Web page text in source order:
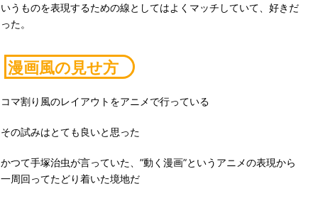
いうものを表現するための線としてはよくマッチしていて、好きだ
った。
漫画風の見せ方
コマ割り風のレイアウトをアニメで行っている
その試みはとても良いと思った
かつて手塚治虫が言っていた、”動く漫画”というアニメの表現から
一周回ってたどり着いた境地だ